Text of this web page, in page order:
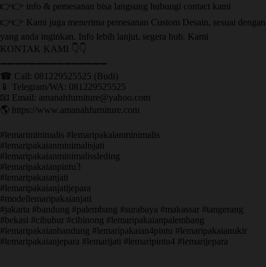
👉👉 info & pemesanan bisa langsung hubungi contact kami
👉👉 Kami juga menerima pemesanan Custom Desain, sesuai dengan
yang anda inginkan. Info lebih lanjut, segera hub. Kami
KONTAK KAMI 👇👇
➖➖➖➖➖➖➖➖➖➖➖➖➖➖➖ ㅤ
☎ Call: 081229525525 (Budi)
📱 Telegram/WA: 081229525525
📧 Email: amanahfurniture@yahoo.com
🌎 https://www.amanahfurniture.com
#lemariminimalis #lemaripakaianminimalis
#lemaripakaianminimalisjati
#lemaripakaianminimalissleding
#lemaripakaianpintu3
#lemaripakaianjati
#lemaripakaianjatijepara
#modellemaripakaianjati
#jakarta #bandung #palembang #surabaya #makassar #tangerang
#bekasi #cibubur #cibinong #lemaripakaianpalembang
#lemaripakaianbandung #lemaripakaian4pintu #lemaripakaianukir
#lemaripakaianjepara #lemarijati #lemaripintu4 #lemarijepara